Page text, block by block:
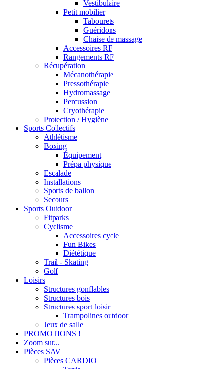
Vestibulaire
Petit mobilier
Tabourets
Guéridons
Chaise de massage
Accessoires RF
Rangements RF
Récupération
Mécanothérapie
Pressothérapie
Hydromassage
Percussion
Cryothérapie
Protection / Hygiène
Sports Collectifs
Athlétisme
Boxing
Équipement
Prépa physique
Escalade
Installations
Sports de ballon
Secours
Sports Outdoor
Fitparks
Cyclisme
Accessoires cycle
Fun Bikes
Diététique
Trail - Skating
Golf
Loisirs
Structures gonflables
Structures bois
Structures sport-loisir
Trampolines outdoor
Jeux de salle
PROMOTIONS !
Zoom sur...
Pièces SAV
Pièces CARDIO